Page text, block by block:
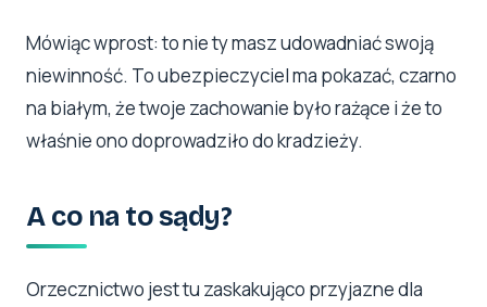
Mówiąc wprost: to nie ty masz udowadniać swoją
niewinność. To ubezpieczyciel ma pokazać, czarno
na białym, że twoje zachowanie było rażące i że to
właśnie ono doprowadziło do kradzieży.
A co na to sądy?
Orzecznictwo jest tu zaskakująco przyjazne dla